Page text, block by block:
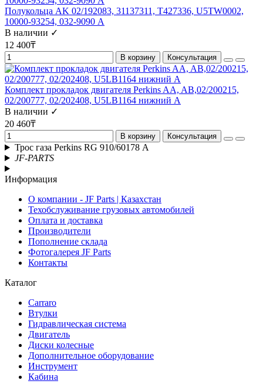
Полукольца AK 02/192083, 31137311, T427336, U5TW0002,
10000-93254, 032-9090 А
В наличии ✓
12 400₸
В корзину Консультация
Комплект прокладок двигателя Perkins AA, AB,02/200215,
02/200777, 02/202408, U5LB1164 нижний A
В наличии ✓
20 460₸
В корзину Консультация
Трос газа Perkins RG 910/60178 А
JF-PARTS
Информация
О компании - JF Parts | Казахстан
Техобслуживание грузовых автомобилей
Оплата и доставка
Производители
Пополнение склада
Фотогалерея JF Parts
Контакты
Каталог
Carraro
Втулки
Гидравлическая система
Двигатель
Диски колесные
Дополнительное оборудование
Инструмент
Кабина